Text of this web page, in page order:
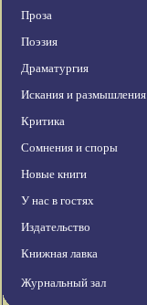
Проза
Поэзия
Драматургия
Искания и размышления
Критика
Сомнения и споры
Новые книги
У нас в гостях
Издательство
Книжная лавка
Журнальный зал